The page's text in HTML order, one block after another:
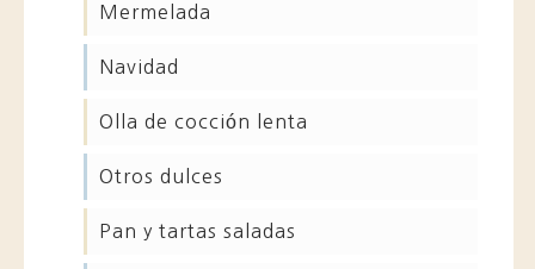
mermelada
navidad
olla de cocción lenta
otros dulces
pan y tartas saladas